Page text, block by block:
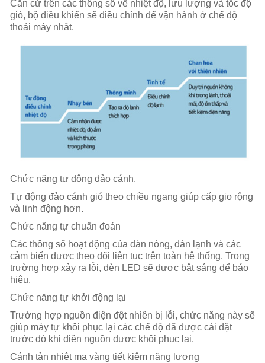
Căn cứ trên các thông số về nhiệt độ, lưu lượng và tốc độ
gió, bộ điều khiển sẽ điều chỉnh để vận hành ở chế độ
thoải máy nhât.
Chức năng tự động đảo cánh.
Tự động đảo cánh gió theo chiều ngang giúp cấp gio rộng
và linh động hơn.
Chức năng tự chuẩn đoán
Các thông số hoạt động của dàn nóng, dàn lạnh và các
cảm biến được theo dõi liên tục trên toàn hệ thống. Trong
trường hợp xảy ra lỗi, đèn LED sẽ được bật sáng để báo
hiệu.
Chức năng tự khởi động lại
Trường hợp nguồn điện đột nhiên bị lỗi, chức năng này sẽ
giúp máy tự khôi phục lại các chế độ đã được cài đặt
trước đó khi điện nguồn được khôi phục lại.
Cánh tản nhiệt mạ vàng tiết kiệm năng lượng